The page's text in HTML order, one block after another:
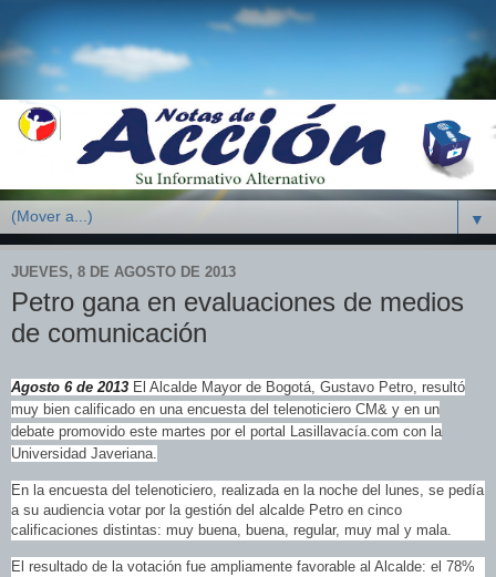
▼
JUEVES, 8 DE AGOSTO DE 2013
Petro gana en evaluaciones de medios
de comunicación
Agosto 6 de 2013 El Alcalde Mayor de Bogotá, Gustavo Petro, resultó
muy bien calificado en una encuesta del telenoticiero CM& y en un
debate promovido este martes por el portal Lasillavacía.com con la
Universidad Javeriana.
En la encuesta del telenoticiero, realizada en la noche del lunes, se pedía
a su audiencia votar por la gestión del alcalde Petro en cinco
calificaciones distintas: muy buena, buena, regular, muy mal y mala.
El resultado de la votación fue ampliamente favorable al Alcalde: el 78%